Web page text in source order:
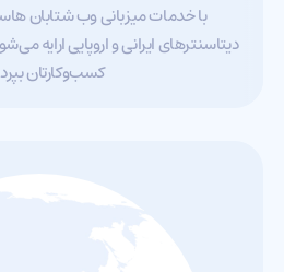
با خدمات میزبانی وب شتابان
دیتاسنترهای ایرانی و اروپایی ارایه
کسب‌و‌کارتان